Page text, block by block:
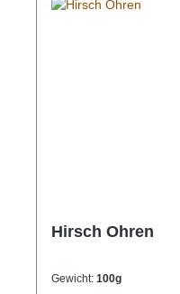
Hirsch Ohren
Gewicht: 100g